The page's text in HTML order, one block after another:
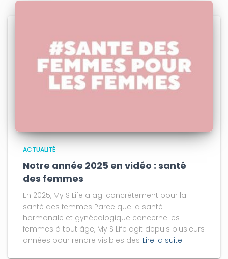
ACTUALITÉ
Notre année 2025 en vidéo : santé
des femmes
En 2025, My S Life a agi concrètement pour la
santé des femmes Parce que la santé
hormonale et gynécologique concerne les
femmes à tout âge, My S Life agit depuis plusieurs
années pour rendre visibles des Lire la suite